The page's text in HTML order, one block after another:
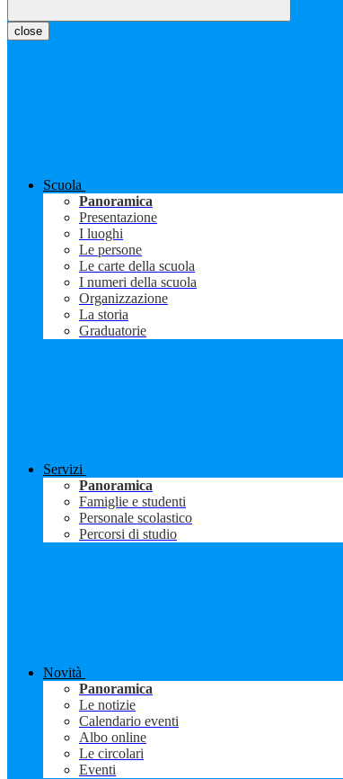
close
Scuola
Panoramica
Presentazione
I luoghi
Le persone
Le carte della scuola
I numeri della scuola
Organizzazione
La storia
Graduatorie
Servizi
Panoramica
Famiglie e studenti
Personale scolastico
Percorsi di studio
Novità
Panoramica
Le notizie
Calendario eventi
Albo online
Le circolari
Eventi